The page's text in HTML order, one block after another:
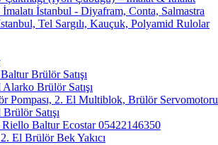
İstanbul - Diyafram, Conta, Salmastra
Tel Sargılı, Kauçuk, Polyamid Rulolar
Brülör Satışı
Brülör Satışı
Pompası, 2. El Multiblok, Brülör Servomotoru
Satışı
Baltur Ecostar 05422146350
El Brülör Bek Yakıcı